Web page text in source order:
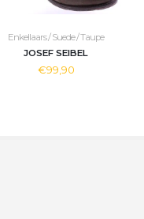
Enkellaars / Suede / Taupe
JOSEF SEIBEL
€99,90